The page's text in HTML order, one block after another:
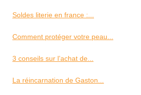
Soldes literie en france :...
Comment protéger votre peau...
3 conseils sur l’achat de...
La réincarnation de Gaston...